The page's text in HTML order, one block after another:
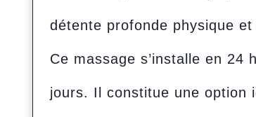
détente profonde physique et
Ce massage s’installe en
jours. Il constitue une option